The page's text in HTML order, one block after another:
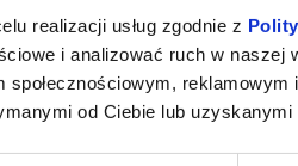
realizacji usług zgodnie z
i analizować ruch w
społecznościowym,
od Ciebie lub
TOY STORY 5